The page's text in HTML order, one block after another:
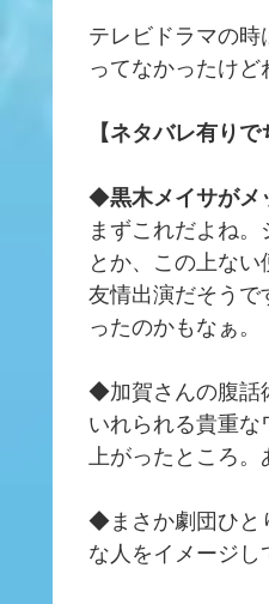
テレビドラマの
ってなかったけど
【ネタバレ有りで
◆黒木メイサがメ
まずこれだよね
とか、この上ない
友情出演だそうで
ったのかもなぁ。
◆加賀さんの腹話
いれられる貴重
上がったところ
◆まさか劇団ひと
な人をイメージ